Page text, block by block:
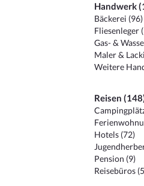
Handwerk
Bäckerei (96)
Fliesenleger
Gas- &
Maler &
Weitere
Reisen
Hotels (72)
Pension (9)
Reisebüros